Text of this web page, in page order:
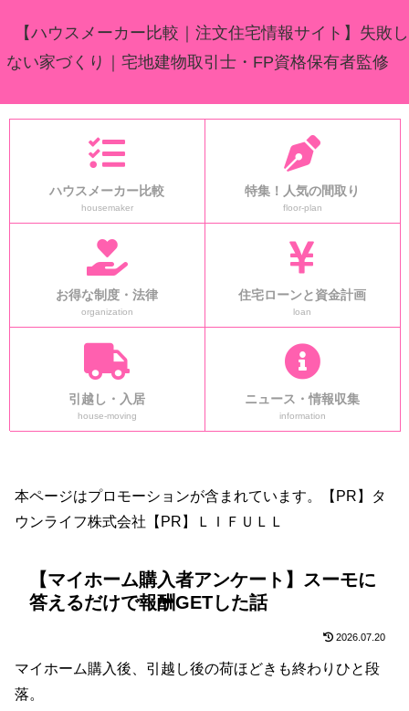
【ハウスメーカー比較｜注文住宅情報サイト】失敗し
ない家づくり｜宅地建物取引士・FP資格保有者監修
ハウスメーカー比較
housemaker
特集！人気の間取り
floor-plan
お得な制度・法律
organization
住宅ローンと資金計画
loan
引越し・入居
house-moving
ニュース・情報収集
information
本ページはプロモーションが含まれています。【PR】タ
ウンライフ株式会社【PR】ＬＩＦＵＬＬ
【マイホーム購入者アンケート】スーモに
答えるだけで報酬GETした話
2026.07.20
マイホーム購入後、引越し後の荷ほどきも終わりひと段
落。